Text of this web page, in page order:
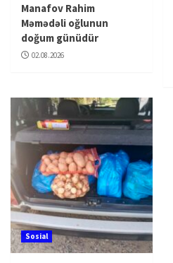
Manafov Rahim
Məmədəli oğlunun
doğum günüdür
02.08.2026
Sosial